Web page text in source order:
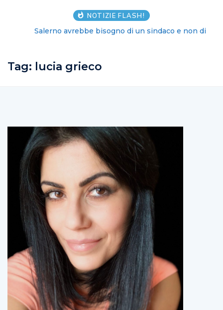
NOTIZIE FLASH!
Salerno avrebbe bisogno di un sindaco e non di un